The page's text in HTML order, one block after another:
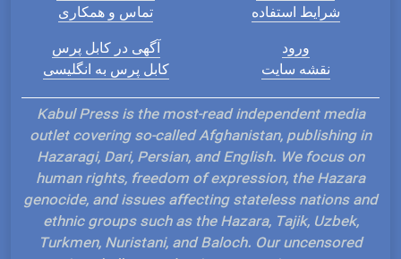
تماس و همکاری
شرایط استفاده
آگهی در کابل پرس
کابل پرس به انگلیسی
ورود
نقشه سایت
Kabul Press is the most-read independent media
outlet covering so-called Afghanistan, publishing in
Hazaragi, Dari, Persian, and English. We focus on
human rights, freedom of expression, the Hazara
genocide, and issues affecting stateless nations and
ethnic groups such as the Hazara, Tajik, Uzbek,
Turkmen, Nuristani, and Baloch. Our uncensored